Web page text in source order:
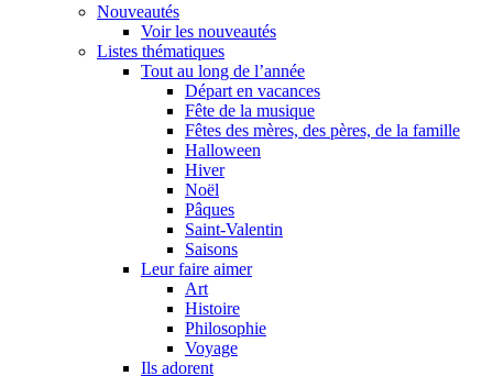
Nouveautés
Voir les nouveautés
Listes thématiques
Tout au long de l’année
Départ en vacances
Fête de la musique
Fêtes des mères, des pères, de la famille
Halloween
Hiver
Noël
Pâques
Saint-Valentin
Saisons
Leur faire aimer
Art
Histoire
Philosophie
Voyage
Ils adorent